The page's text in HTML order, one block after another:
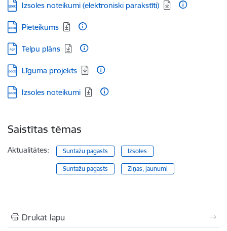
Lejupielādēt:
Izsoles noteikumi (elektroniski parakstīti)
Lejupielādēt:
Pieteikums
Lejupielādēt:
Telpu plāns
Lejupielādēt:
Līguma projekts
Lejupielādēt:
Izsoles noteikumi
Saistītas tēmas
Aktualitātes: Suntažu pagasts Izsoles
Suntažu pagasts Ziņas, jaunumi
Drukāt lapu